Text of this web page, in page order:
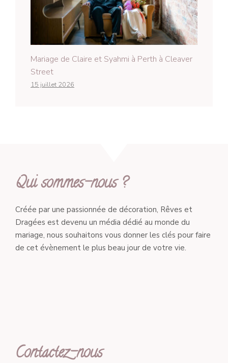
Mariage de Claire et Syahmi à Perth à Cleaver
Street
15 juillet 2026
Qui sommes-nous ?
Créée par une passionnée de décoration, Rêves et
Dragées est devenu un média dédié au monde du
mariage, nous souhaitons vous donner les clés pour faire
de cet évènement le plus beau jour de votre vie.
Contactez-nous